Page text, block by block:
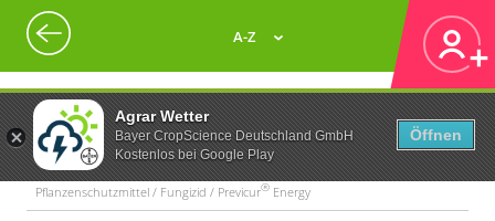
Agrar Wetter
Bayer CropScience Deutschland GmbH
Kostenlos bei Google Play
Öffnen
A-Z
Pflanzenschutzmittel / Fungizid / Previcur® Energy